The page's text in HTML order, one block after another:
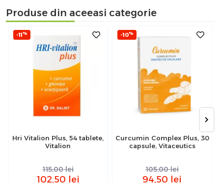
Produse din aceeasi categorie
-11%
Hri Vitalion Plus, 54 tablete,
Vitalion
115,00 lei
102,50 lei
-10%
Curcumin Complex Plus, 30
capsule, Vitaceutics
105,00 lei
94,50 lei